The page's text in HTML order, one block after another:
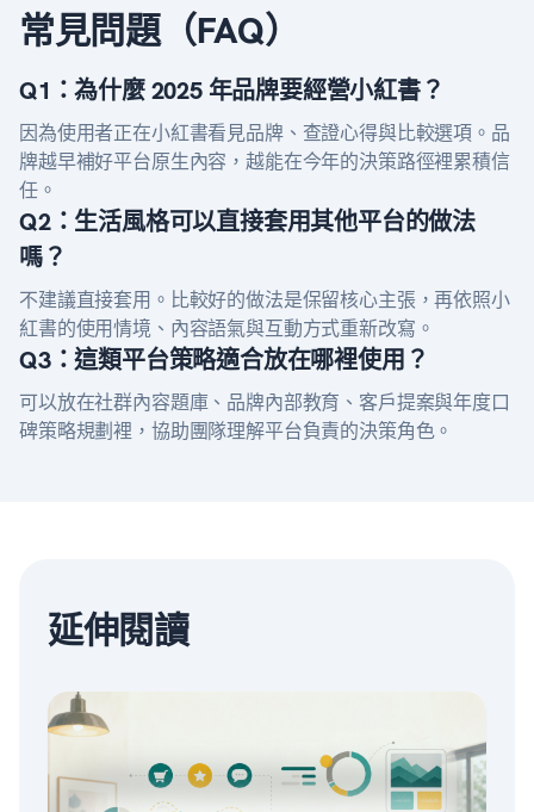
常見問題（FAQ）
Q1：為什麼 2025 年品牌要經營小紅書？
因為使用者正在小紅書看見品牌、查證心得與比較選項。品
牌越早補好平台原生內容，越能在今年的決策路徑裡累積信
任。
Q2：生活風格可以直接套用其他平台的做法
嗎？
不建議直接套用。比較好的做法是保留核心主張，再依照小
紅書的使用情境、內容語氣與互動方式重新改寫。
Q3：這類平台策略適合放在哪裡使用？
可以放在社群內容題庫、品牌內部教育、客戶提案與年度口
碑策略規劃裡，協助團隊理解平台負責的決策角色。
延伸閱讀